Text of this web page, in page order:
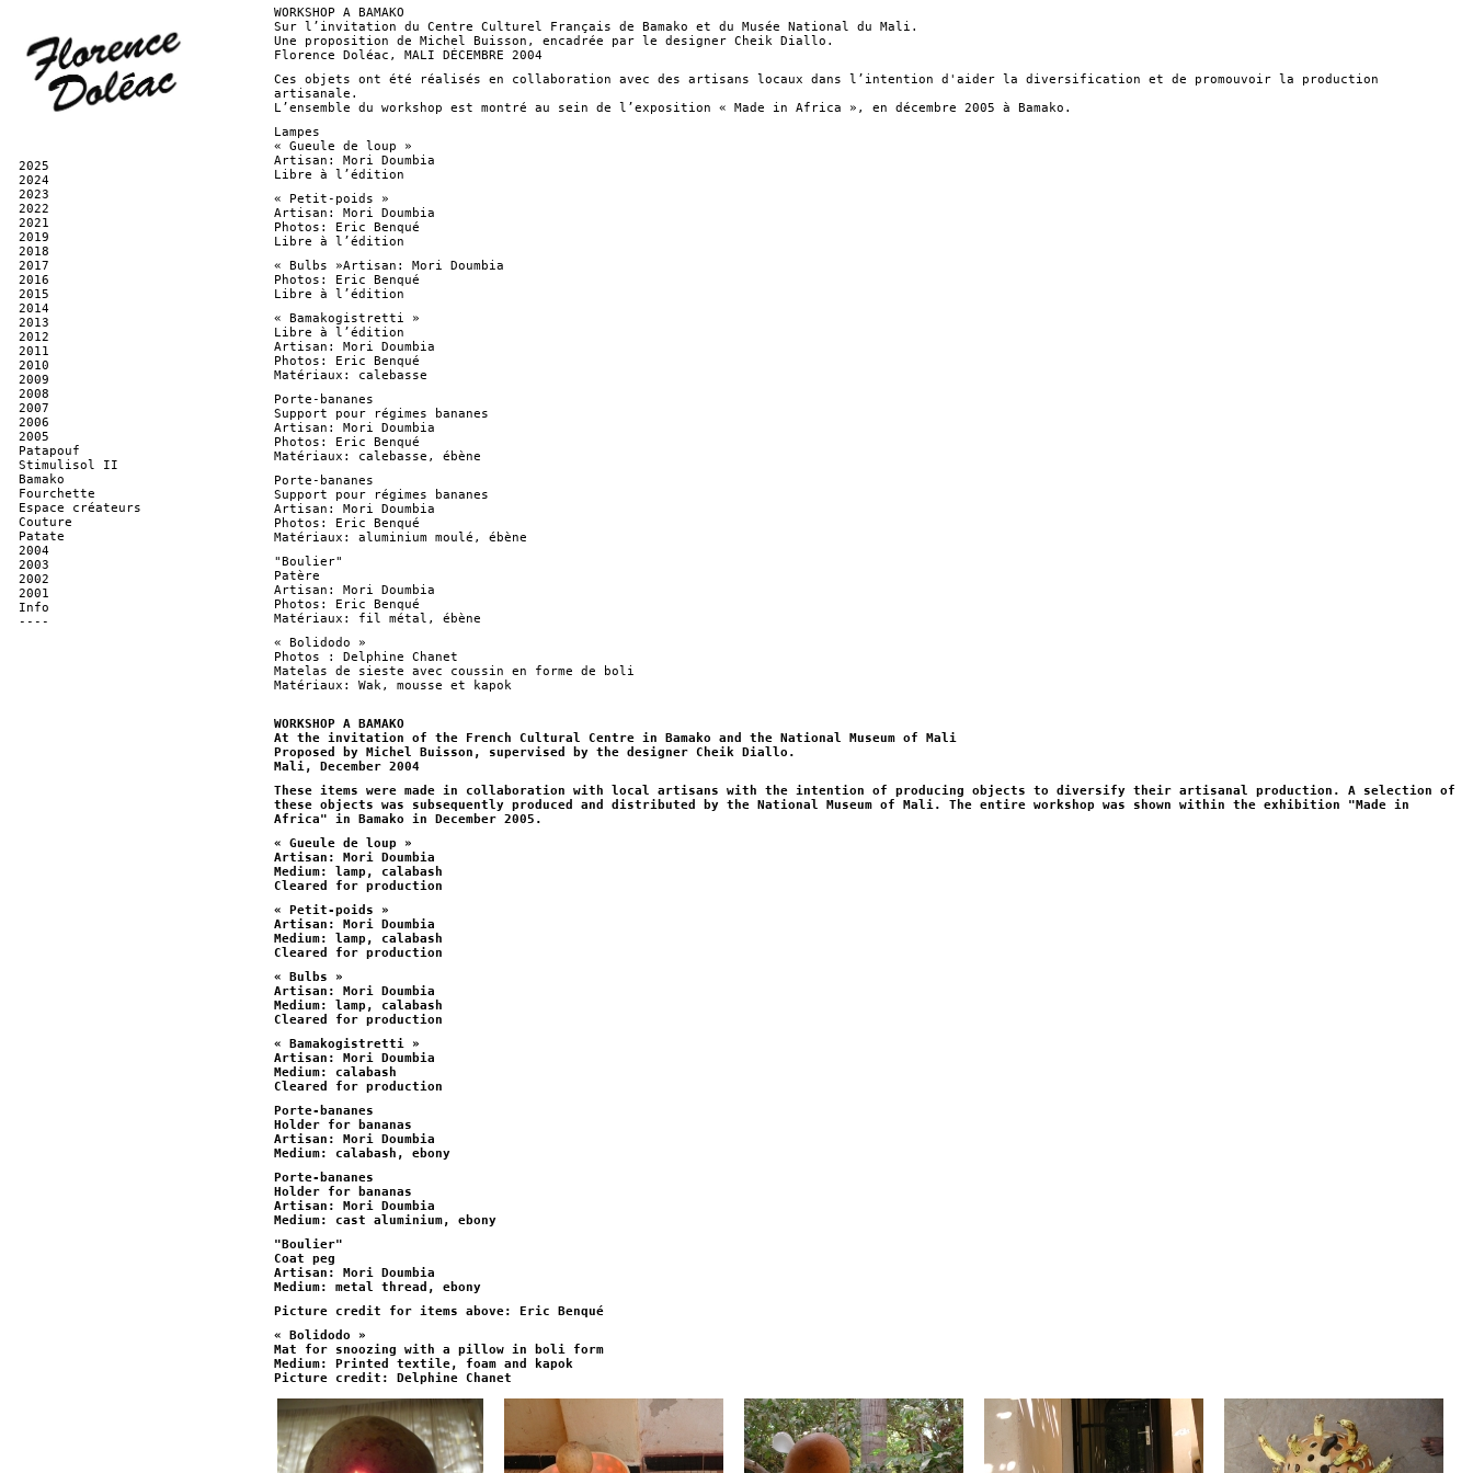
2025
2024
2023
2022
2021
2019
2018
2017
2016
2015
2014
2013
2012
2011
2010
2009
2008
2007
2006
2005
Patapouf
Stimulisol II
Bamako
Fourchette
Espace créateurs
Couture
Patate
2004
2003
2002
2001
Info
----
WORKSHOP A BAMAKO
Sur l’invitation du Centre Culturel Français de Bamako et du Musée National du Mali.
Une proposition de Michel Buisson, encadrée par le designer Cheik Diallo.
Florence Doléac, MALI DÉCEMBRE 2004
Ces objets ont été réalisés en collaboration avec des artisans locaux dans l’intention d'aider la diversification et de promouvoir la production
artisanale.
L’ensemble du workshop est montré au sein de l’exposition « Made in Africa », en décembre 2005 à Bamako.
Lampes
« Gueule de loup »
Artisan: Mori Doumbia
Libre à l’édition
« Petit-poids »
Artisan: Mori Doumbia
Photos: Eric Benqué
Libre à l’édition
« Bulbs »Artisan: Mori Doumbia
Photos: Eric Benqué
Libre à l’édition
« Bamakogistretti »
Libre à l’édition
Artisan: Mori Doumbia
Photos: Eric Benqué
Matériaux: calebasse
Porte-bananes
Support pour régimes bananes
Artisan: Mori Doumbia
Photos: Eric Benqué
Matériaux: calebasse, ébène
Porte-bananes
Support pour régimes bananes
Artisan: Mori Doumbia
Photos: Eric Benqué
Matériaux: aluminium moulé, ébène
"Boulier"
Patère
Artisan: Mori Doumbia
Photos: Eric Benqué
Matériaux: fil métal, ébène
« Bolidodo »
Photos : Delphine Chanet
Matelas de sieste avec coussin en forme de boli
Matériaux: Wak, mousse et kapok
WORKSHOP A BAMAKO
At the invitation of the French Cultural Centre in Bamako and the National Museum of Mali
Proposed by Michel Buisson, supervised by the designer Cheik Diallo.
Mali, December 2004
These items were made in collaboration with local artisans with the intention of producing objects to diversify their artisanal production. A selection of
these objects was subsequently produced and distributed by the National Museum of Mali. The entire workshop was shown within the exhibition "Made in
Africa" in Bamako in December 2005.
« Gueule de loup »
Artisan: Mori Doumbia
Medium: lamp, calabash
Cleared for production
« Petit-poids »
Artisan: Mori Doumbia
Medium: lamp, calabash
Cleared for production
« Bulbs »
Artisan: Mori Doumbia
Medium: lamp, calabash
Cleared for production
« Bamakogistretti »
Artisan: Mori Doumbia
Medium: calabash
Cleared for production
Porte-bananes
Holder for bananas
Artisan: Mori Doumbia
Medium: calabash, ebony
Porte-bananes
Holder for bananas
Artisan: Mori Doumbia
Medium: cast aluminium, ebony
"Boulier"
Coat peg
Artisan: Mori Doumbia
Medium: metal thread, ebony
Picture credit for items above: Eric Benqué
« Bolidodo »
Mat for snoozing with a pillow in boli form
Medium: Printed textile, foam and kapok
Picture credit: Delphine Chanet